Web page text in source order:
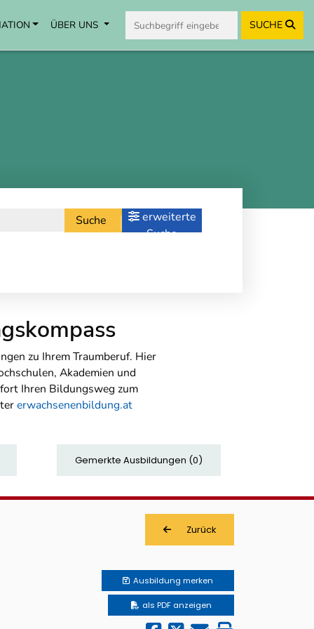
ÜBER UNS SUCHE
Suche
erweiterte
Suche
zu Ihrem Traumberuf. Hier
Akademien und
Ihren Bildungsweg zum
erwachsenenbildung.at
Gemerkte Ausbildungen (0)
Zurück
Ausbildung merken
als PDF anzeigen